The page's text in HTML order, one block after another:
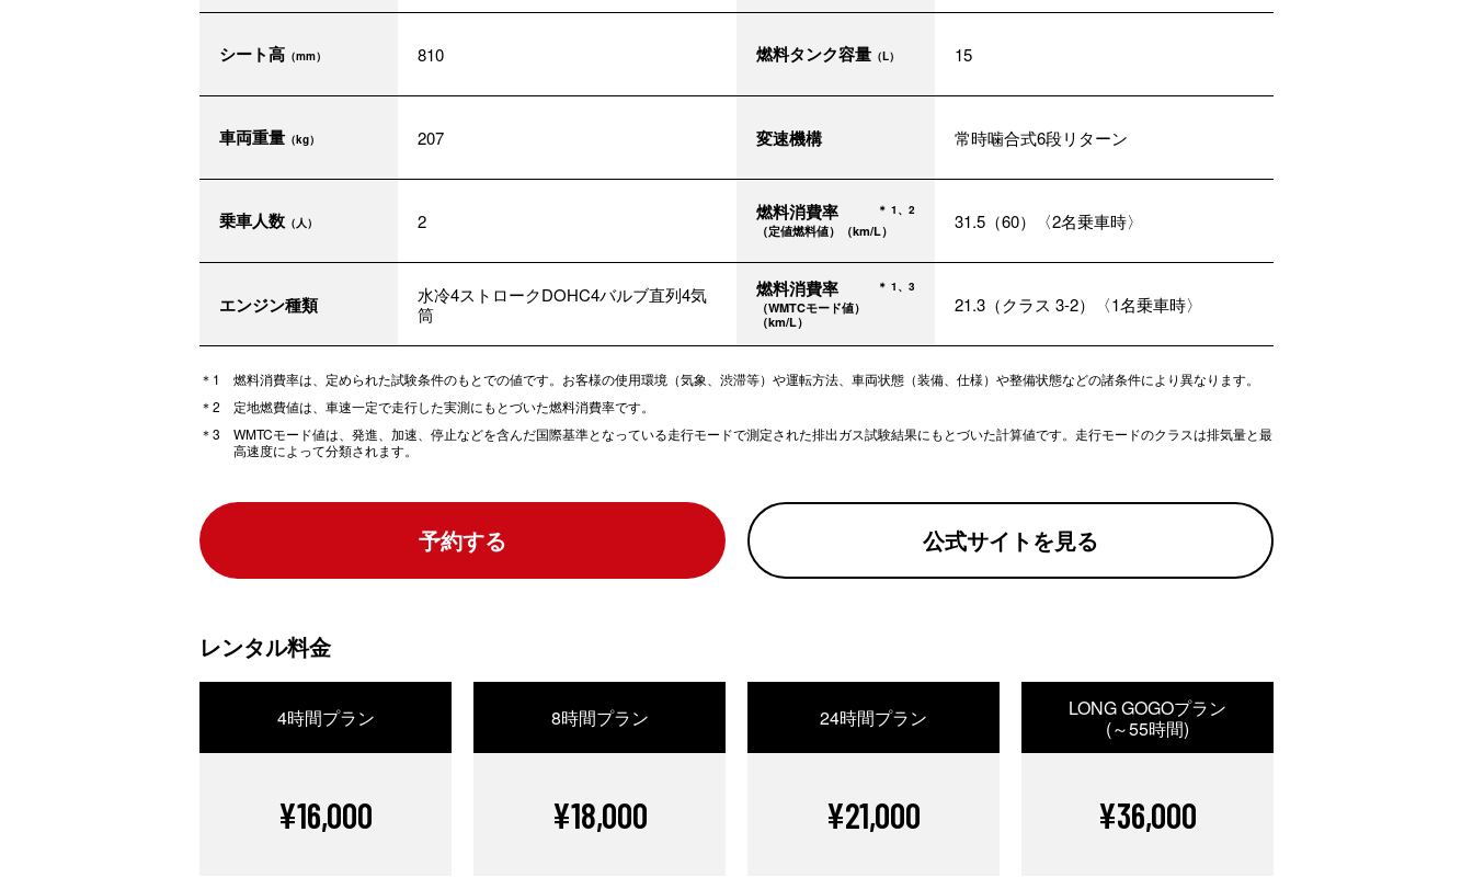
シート高 （mm） 810
車両重量 （kg） 207
乗車人数 （人） 2
エンジン種類
水冷4ストロークDOHC4バルブ直列4気
筒
燃料タンク容量 （L） 15
変速機構 常時噛合式6段リターン
燃料消費率 ＊ 1、2
（定値燃料値）（km/L） 31.5（60）〈2名乗車時〉
燃料消費率 ＊ 1、3
（WMTCモード値）
（km/L）
21.3（クラス 3-2）〈1名乗車時〉
燃料消費率は、定められた試験条件のもとでの値です。お客様の使用環境（気象、渋滞等）や運転方法、車両状態（装備、仕様）や整備状態などの諸条件により異なります。
定地燃費値は、車速一定で走行した実測にもとづいた燃料消費率です。
WMTCモード値は、発進、加速、停止などを含んだ国際基準となっている走行モードで測定された排出ガス試験結果にもとづいた計算値です。走行モードのクラスは排気量と最
高速度によって分類されます。
予約する 公式サイトを見る
レンタル料金
4時間プラン
¥16,000
8時間プラン
¥18,000
24時間プラン
¥21,000
LONG GOGOプラン
(～55時間)
¥36,000